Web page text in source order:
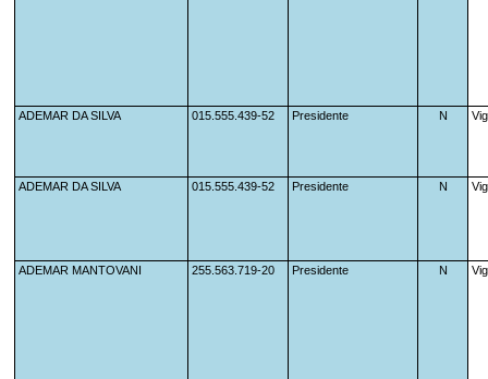
ADEMAR DA SILVA 015.555.439-52 Presidente N
ADEMAR DA SILVA 015.555.439-52 Presidente N
ADEMAR MANTOVANI 255.563.719-20 Presidente N